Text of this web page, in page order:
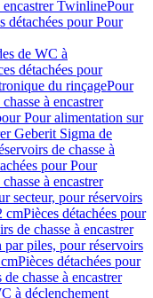
encastrer TwinlinePour
détachées pour Pour
de WC à
détachées pour
du rinçagePour
à encastrer
Pour alimentation sur
Geberit Sigma de
de chasse à
pour Pour
à encastrer
secteur, pour réservoirs
cmPièces détachées pour
de chasse à encastrer
piles, pour réservoirs
Pièces détachées pour
chasse à encastrer
à déclenchement